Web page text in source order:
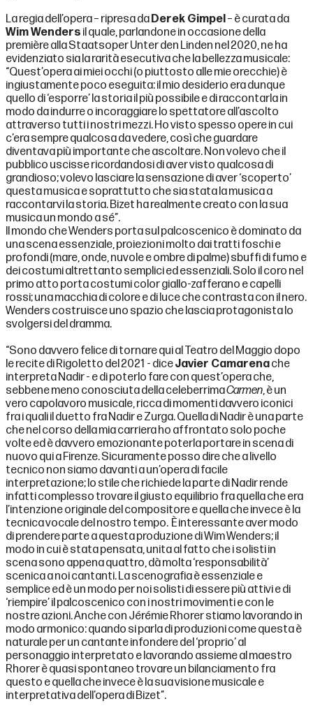
La regia dell’opera – ripresa daDerek Gimpel– è curata da
Wim Wenders il quale, parlandone in occasione della
première alla Staatsoper Unter den Linden nel 2020, ne ha
evidenziato sia la rarità esecutiva che la bellezza musicale:
“Quest’opera ai miei occhi (o piuttosto alle mie orecchie) è
ingiustamente poco eseguita: il mio desiderio era dunque
quello di ‘esporre’ la storia il più possibile e di raccontarla in
modo da indurre o incoraggiare lo spettatore all’ascolto
attraverso tutti i nostri mezzi. Ho visto spesso opere in cui
c’era sempre qualcosa da vedere, così che guardare
diventava più importante che ascoltare. Non volevo che il
pubblico uscisse ricordandosi di aver visto qualcosa di
grandioso; volevo lasciare la sensazione di aver ‘scoperto’
questa musica e soprattutto che sia stata la musica a
raccontarvi la storia. Bizet ha realmente creato con la sua
musica un mondo a sé”.
Il mondo che Wenders porta sul palcoscenico è dominato da
una scena essenziale, proiezioni molto dai tratti foschi e
profondi (mare, onde, nuvole e ombre di palme) sbuffi di fumo e
dei costumi altrettanto semplici ed essenziali. Solo il coro nel
primo atto porta costumi color giallo-zafferano e capelli
rossi; una macchia di colore e di luce che contrasta con il nero.
Wenders costruisce uno spazio che lascia protagonista lo
svolgersi del dramma.
“Sono davvero felice di tornare qui al Teatro del Maggio dopo
le recite di Rigoletto del 2021 - diceJavier Camarenache
interpreta Nadir - e di poterlo fare con quest’opera che,
sebbene meno conosciuta della celeberrimaCarmen, è un
vero capolavoro musicale, ricca di momenti davvero iconici
fra i quali il duetto fra Nadir e Zurga. Quella di Nadir è una parte
che nel corso della mia carriera ho affrontato solo poche
volte ed è davvero emozionante poterla portare in scena di
nuovo qui a Firenze. Sicuramente posso dire che a livello
tecnico non siamo davanti a un’opera di facile
interpretazione; lo stile che richiede la parte di Nadir rende
infatti complesso trovare il giusto equilibrio fra quella che era
l’intenzione originale del compositore e quella che invece è la
tecnica vocale del nostro tempo. È interessante aver modo
di prendere parte a questa produzione di Wim Wenders; il
modo in cui è stata pensata, unita al fatto che i solisti in
scena sono appena quattro, dà molta ‘responsabilità’
scenica a noi cantanti. La scenografia è essenziale e
semplice ed è un modo per noi solisti di essere più attivi e di
‘riempire’ il palcoscenico con i nostri movimenti e con le
nostre azioni. Anche con Jérémie Rhorer stiamo lavorando in
modo armonico: quando si parla di produzioni come questa è
naturale per un cantante infondere del ‘proprio’ al
personaggio interpretato e lavorando assieme al maestro
Rhorer è quasi spontaneo trovare un bilanciamento fra
questo e quella che invece è la sua visione musicale e
interpretativa dell’opera di Bizet”.